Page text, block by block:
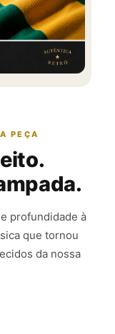
PEÇA
profundidade à
que tornou
da nossa